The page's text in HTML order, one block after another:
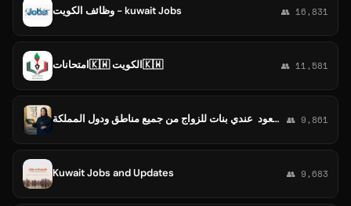
وظائف الكويت - kuwait Jobs‎ 👥 16,831
امتحانات🇰🇼 الكويت🇰🇼 👥 11,581
️انا الخطابة الموثوقة أم سعود ️ عندي بنات للزواج من جميع مناطق ودول المملكة 🇸🇦 والكويت 🇰🇼والامارات 🇦🇪 وعمان 🇴🇲 وقطر 👥 9,861
Kuwait Jobs and Updates 👥 9,683